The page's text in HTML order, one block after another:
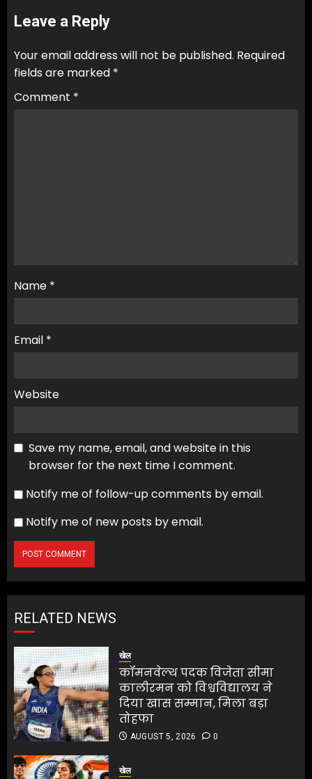
Leave a Reply
Your email address will not be published. Required
fields are marked *
Comment *
Name *
Email *
Website
Save my name, email, and website in this
browser for the next time I comment.
Notify me of follow-up comments by email.
Notify me of new posts by email.
RELATED NEWS
खेल
कॉमनवेल्थ पदक विजेता सीमा
कालीरमन को विश्वविद्यालय ने
दिया खास सम्मान, मिला बड़ा
तोहफा
AUGUST 5, 2026 0
खेल